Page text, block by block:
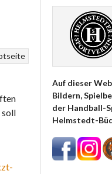
soll
Auf dieser
Bildern,
der Handball-
Helmstedt-